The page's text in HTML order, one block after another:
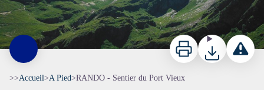
ImprimerTéléchargerSignaler
>>Accueil>A Pied>RANDO - Sentier du Port Vieux